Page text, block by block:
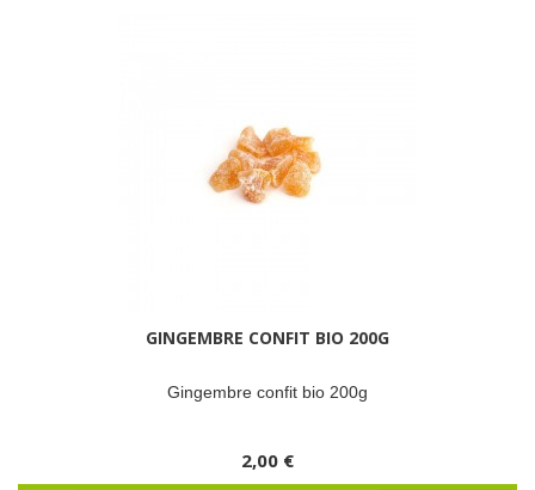
GINGEMBRE CONFIT BIO 200G
Gingembre confit bio 200g
2,00 €